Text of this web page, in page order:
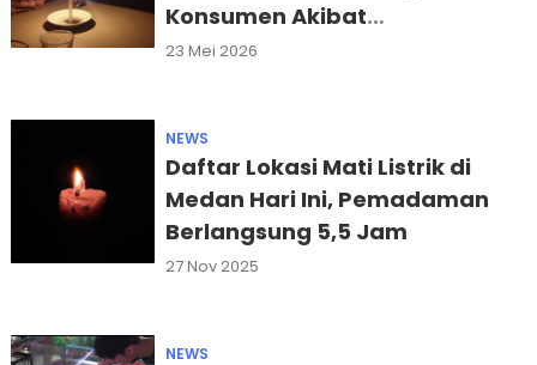
Konsumen Akibat
Pemadaman
23 Mei 2026
NEWS
Daftar Lokasi Mati Listrik di
Medan Hari Ini, Pemadaman
Berlangsung 5,5 Jam
27 Nov 2025
NEWS